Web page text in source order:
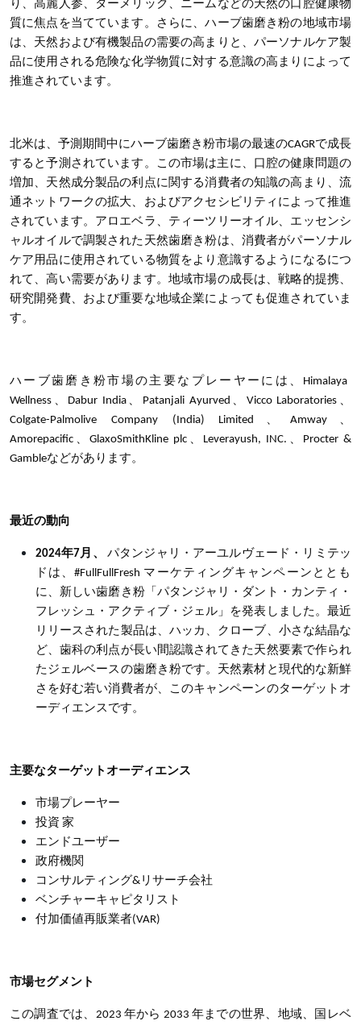
り、高麗人参、ターメリック、ニームなどの天然の口腔健康物
質に焦点を当てています。さらに、ハーブ歯磨き粉の地域市場
は、天然および有機製品の需要の高まりと、パーソナルケア製
品に使用される危険な化学物質に対する意識の高まりによって
推進されています。
北米は、予測期間中にハーブ歯磨き粉市場の最速のCAGRで成長
すると予測されています 。この市場は主に、口腔の健康問題の
増加、天然成分製品の利点に関する消費者の知識の高まり、流
通ネットワークの拡大、およびアクセシビリティによって推進
されています。アロエベラ、ティーツリーオイル、エッセンシ
ャルオイルで調製された天然歯磨き粉は、消費者がパーソナル
ケア用品に使用されている物質をより意識するようになるにつ
れて、高い需要があります。地域市場の成長は、戦略的提携、
研究開発費、および重要な地域企業によっても促進されていま
す。
ハーブ歯磨き粉市場の主要なプレーヤー には、Himalaya
Wellness、Dabur India、Patanjali Ayurved、Vicco Laboratories、
Colgate-Pal molive Company (India) Limited、Amway、
Amorepacific、GlaxoSmithKline plc、Leverayush, INC.、Procter &
Gambleなどがあります。
最近の動向
2024年7 月、 パタンジャリ・アーユルヴェード・リミテッ
ドは、#FullFullFresh マーケティングキャンペーンととも
に、新しい歯磨き粉「パタンジャリ・ダント・カンティ・
フレッシュ・アクティブ・ジェル」を発表しました。最近
リリースされた製品は、ハッカ、クローブ、小さな結晶な
ど、歯科の利点が長い間認識されてきた天然要素で作られ
たジェルベースの歯磨き粉です。天然素材と現代的な新鮮
さを好む若い消費者が、このキャンペーンのターゲットオ
ーディエンスです。
主要なターゲットオーディエンス
市場プレーヤー
投資 家
エンドユーザー
政府機関
コンサルティング& リサーチ会社
ベンチャーキャピタリスト
付加価値再販業者(VAR)
市場セグメント
この調査では、2023 年から 2033 年までの世界、地域、国レベ